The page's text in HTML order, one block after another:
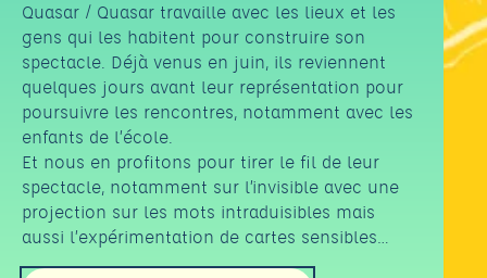
Quasar / Quasar travaille avec les lieux et les
gens qui les habitent pour construire son
spectacle. Déjà venus en juin, ils reviennent
quelques jours avant leur représentation pour
poursuivre les rencontres, notamment avec les
enfants de l’école.
Et nous en profitons pour tirer le fil de leur
spectacle, notamment sur l’invisible avec une
projection sur les mots intraduisibles mais
aussi l’expérimentation de cartes sensibles…